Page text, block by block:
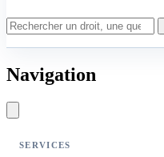
Navigation
SERVICES